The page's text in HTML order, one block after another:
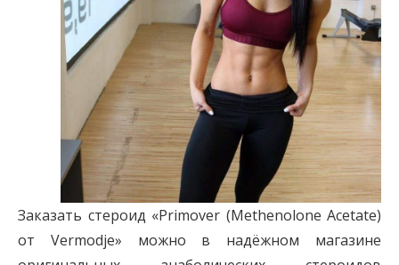
Заказать стероид «Primover (Methenolone Acetate)
от Vermodje» можно в надёжном магазине